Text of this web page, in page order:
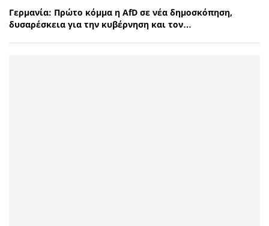
Γερμανία: Πρώτο κόμμα η AfD σε νέα δημοσκόπηση,
δυσαρέσκεια για την κυβέρνηση και τον…